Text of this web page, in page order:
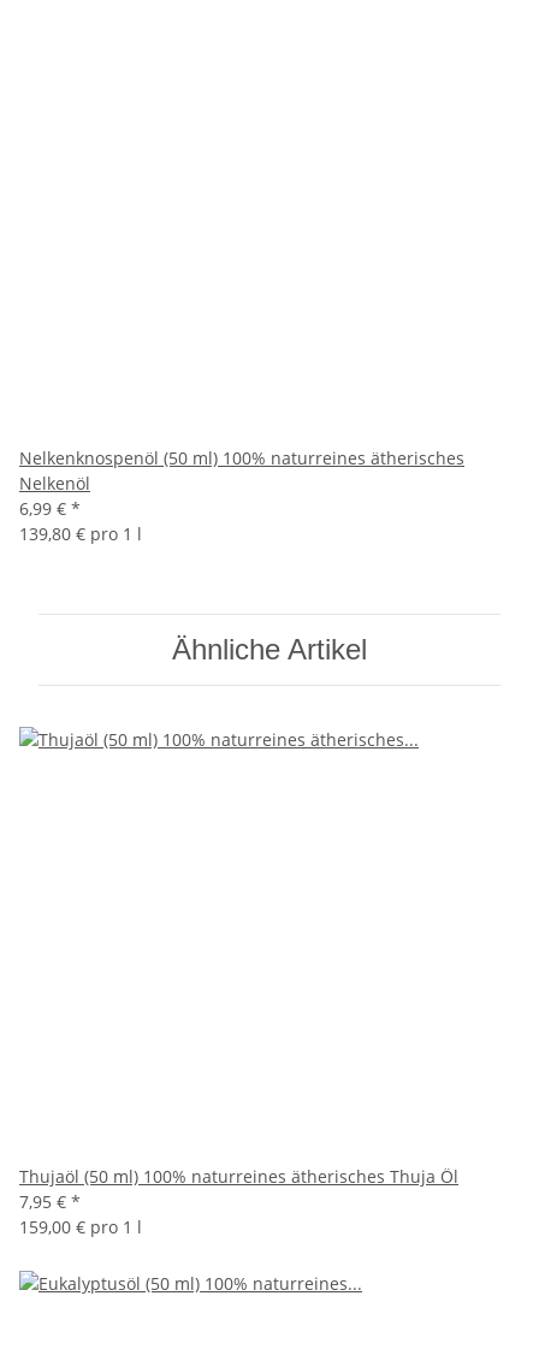
Nelkenknospenöl (50 ml) 100% naturreines ätherisches
Nelkenöl
6,99 € *
139,80 € pro 1 l
Ähnliche Artikel
Thujaöl (50 ml) 100% naturreines ätherisches Thuja Öl
7,95 € *
159,00 € pro 1 l